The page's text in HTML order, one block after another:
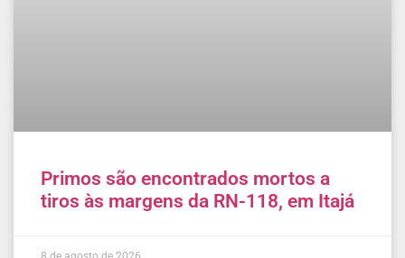
Primos são encontrados mortos a
tiros às margens da RN-118, em Itajá